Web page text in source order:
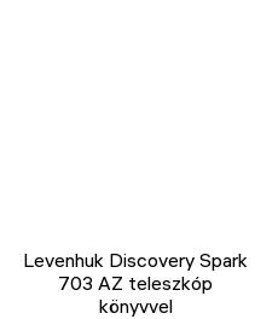
Levenhuk Discovery Spark
703 AZ teleszkóp
könyvvel